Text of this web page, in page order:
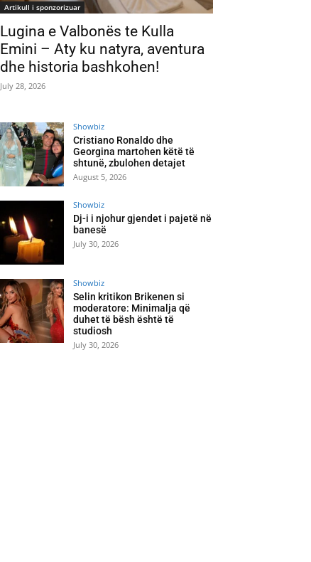
Artikull i sponzorizuar
Lugina e Valbonës te Kulla
Emini – Aty ku natyra, aventura
dhe historia bashkohen!
July 28, 2026
Showbiz
Cristiano Ronaldo dhe
Georgina martohen këtë të
shtunë, zbulohen detajet
August 5, 2026
Showbiz
Dj-i i njohur gjendet i pajetë në
banesë
July 30, 2026
Showbiz
Selin kritikon Brikenen si
moderatore: Minimalja që
duhet të bësh është të
studiosh
July 30, 2026